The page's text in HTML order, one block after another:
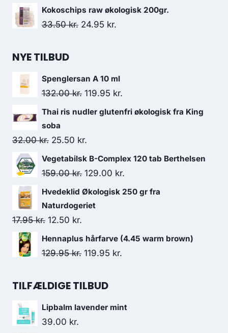
oprindelige
pris
aktuelle
Kokoschips raw økologisk 200gr.
33.50kr. Den
33.50 kr..
24.95 kr.
24.95 kr..
NYE TILBUD
Spenglersan A 10 ml
132.00kr. Den
oprindelige
var:
132.00 kr..
119.95 kr.
aktuelle
119.95 kr..
Thai ris nudler glutenfri økologisk fra King
soba
32.00kr. Den
oprindelige
pris
32.00 kr..
25.50 kr.
aktuelle
pris
25.50 kr..
Vegetabilsk B-Complex 120 tab Berthelsen
159.00kr. Den
oprindelige
pris
159.00 kr..
129.00 kr.
aktuelle
129.00 kr..
Hvedeklid Økologisk 250 gr fra
Naturdogeriet
17.95kr. Den
oprindelige
pris
17.95 kr..
12.50 kr.
aktuelle
pris
12.50 kr..
Hennaplus hårfarve (4.45 warm brown)
129.95kr. Den
pris
129.95 kr..
119.95 kr.
119.95 kr..
TILFÆLDIGE TILBUD
Lipbalm lavender mint
39.00 kr.